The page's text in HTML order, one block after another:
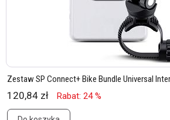
Zestaw SP Connect+ Bike Bundle Universal
120,84 zł Rabat: 24 %